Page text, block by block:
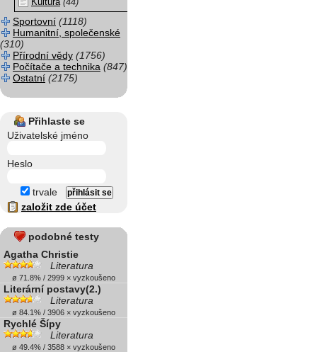
Kultura (44)
Sportovní (1118)
Humanitní, společenské
(310)
Přírodní vědy (1756)
Počítače a technika (847)
Ostatní (2175)
Přihlaste se
Uživatelské jméno
Heslo
trvale
založit zde účet
podobné testy
Agatha Christie
Literatura
ø 71.8% / 2999 × vyzkoušeno
Literární postavy(2.)
Literatura
ø 84.1% / 3906 × vyzkoušeno
Rychlé Šípy
Literatura
ø 49.4% / 3588 × vyzkoušeno